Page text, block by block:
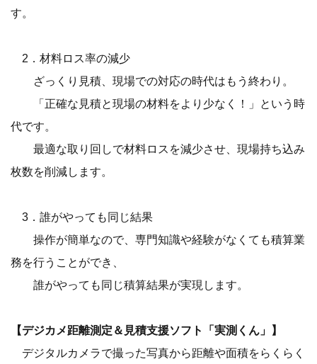
す。
2．材料ロス率の減少
ざっくり見積、現場での対応の時代はもう終わり。
「正確な見積と現場の材料をより少なく！」という時
代です。
最適な取り回しで材料ロスを減少させ、現場持ち込み
枚数を削減します。
3．誰がやっても同じ結果
操作が簡単なので、専門知識や経験がなくても積算業
務を行うことができ、
誰がやっても同じ積算結果が実現します。
【デジカメ距離測定＆見積支援ソフト「実測くん」】
デジタルカメラで撮った写真から距離や面積をらくらく